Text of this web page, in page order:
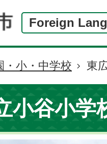
Foreign
・小・中学校 東
小谷小学